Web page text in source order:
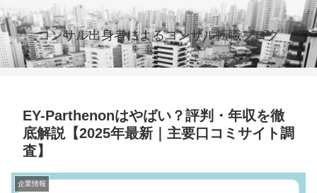
コンサル出身者によるコンサル転職ブログ
EY-Parthenonはやばい？評判・年収を徹
底解説【2025年最新｜主要口コミサイト調
査】
企業情報